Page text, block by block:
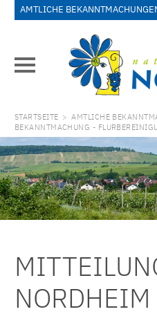
AMTLICHE
STARTSEITE > AMTLICHE
BEKANNTMACHUNG -
NORDHEIM